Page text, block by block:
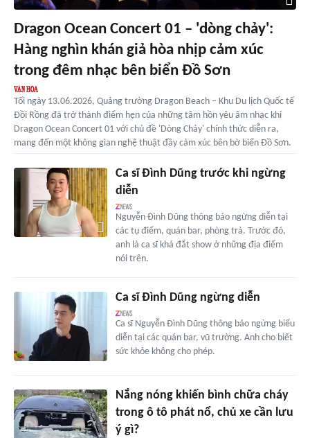
Dragon Ocean Concert 01 – 'dòng chảy':
Hàng nghìn khán giả hòa nhịp cảm xúc
trong đêm nhạc bên biển Đồ Sơn
Tối ngày 13.06.2026, Quảng trường Dragon Beach – Khu Du lịch Quốc tế
Đồi Rồng đã trở thành điểm hẹn của những tâm hồn yêu âm nhạc khi
Dragon Ocean Concert 01 với chủ đề 'Dòng Chảy' chính thức diễn ra,
mang đến một không gian nghệ thuật đầy cảm xúc bên bờ biển Đồ Sơn.
Ca sĩ Đình Dũng trước khi ngừng
diễn
Nguyễn Đình Dũng thông báo ngừng diễn tại
các tụ điểm, quán bar, phòng trà. Trước đó,
anh là ca sĩ khá đắt show ở những địa điểm
nói trên.
Ca sĩ Đình Dũng ngừng diễn
Ca sĩ Nguyễn Đình Dũng thông báo ngừng biểu
diễn tại các quán bar, vũ trường. Anh cho biết
sức khỏe không cho phép.
Nắng nóng khiến bình chữa cháy
trong ô tô phát nổ, chủ xe cần lưu
ý gì?